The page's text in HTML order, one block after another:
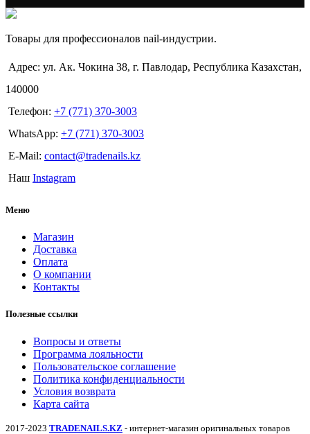
Товары для профессионалов nail-индустрии.
Адрес: ул. Ак. Чокина 38, г. Павлодар, Республика Казахстан,
140000
Телефон: +7 (771) 370-3003
WhatsApp: +7 (771) 370-3003
E-Mail: contact@tradenails.kz
Наш Instagram
Меню
Магазин
Доставка
Оплата
О компании
Контакты
Полезные ссылки
Вопросы и ответы
Программа лояльности
Пользовательское соглашение
Политика конфиденциальности
Условия возврата
Карта сайта
2017-2023 TRADENAILS.KZ - интернет-магазин оригинальных товаров